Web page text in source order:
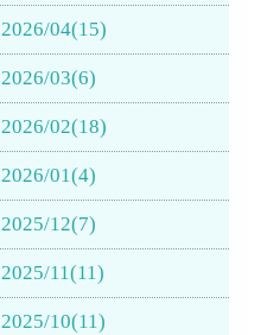
2026/04(15)
2026/03(6)
2026/02(18)
2026/01(4)
2025/12(7)
2025/11(11)
2025/10(11)